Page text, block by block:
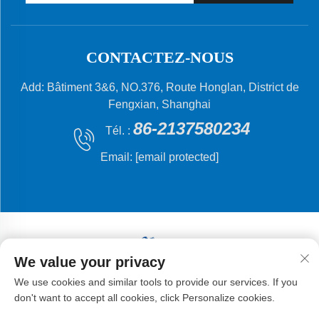
CONTACTEZ-NOUS
Add: Bâtiment 3&6, NO.376, Route Honglan, District de
Fengxian, Shanghai
Tél. : 86-2137580234
Email: [email protected]
Droits d'auteur © 2024 Shanghai Flying Fish Machinery
Manufacturing Co., Ltd.
We value your privacy
We use cookies and similar tools to provide our services. If you
don't want to accept all cookies, click Personalize cookies.